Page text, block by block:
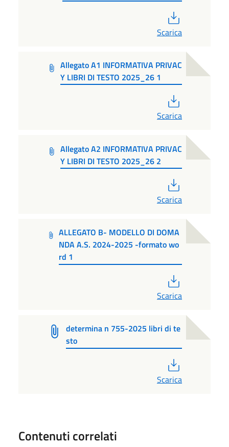
Scarica
Allegato A1 INFORMATIVA PRIVAC
Y LIBRI DI TESTO 2025_26 1
Scarica
Allegato A2 INFORMATIVA PRIVAC
Y LIBRI DI TESTO 2025_26 2
Scarica
ALLEGATO B- MODELLO DI DOMA
NDA A.S. 2024-2025 -formato wo
rd 1
Scarica
determina n 755-2025 libri di te
sto
Scarica
Contenuti correlati